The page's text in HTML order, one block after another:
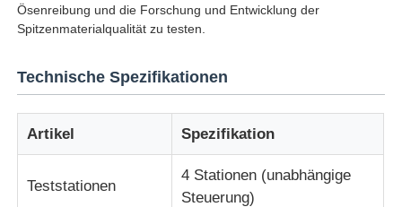
Prüfgeräte für Klebstoffe
Stoffprüfmaschine
Temperatur und Feuchteregler
Härteprüfvorrichtung
Ösenreibung und die Forschung und Entwicklung der
Spitzenmaterialqualität zu testen.
Technische Spezifikationen
Artikel Spezifikation
Teststationen
4 Stationen (unabhängige
Steuerung)